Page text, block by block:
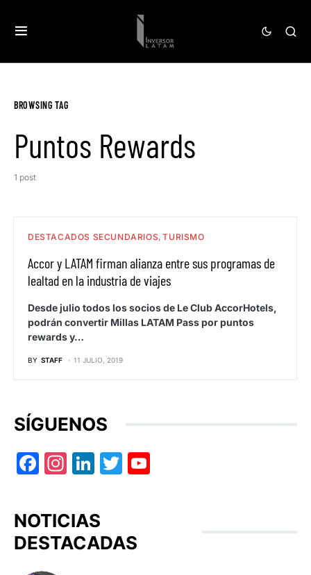
BROWSING TAG
Puntos Rewards
1 post
DESTACADOS SECUNDARIOS TURISMO
Accor y LATAM firman alianza entre sus programas de
lealtad en la industria de viajes
Desde julio todos los socios de Le Club AccorHotels,
podrán convertir Millas LATAM Pass por puntos
rewards y…
BY STAFF 11 JULIO, 2019
SÍGUENOS
Facebook
Instagram
LinkedIn
Twitter
NOTICIAS
DESTACADAS